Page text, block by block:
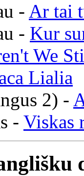
- Ar tai
- Kur
We
Lialia
2) -
- Viskas